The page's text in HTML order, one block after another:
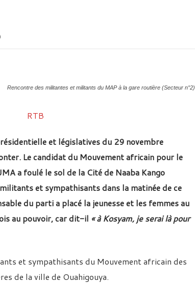
Rencontre des militantes et militants du MAP à la gare routière (Secteur n°2)
et législatives du 29 novembre
Le candidat du Mouvement africain pour le
a foulé le sol de la Cité de Naaba Kango
et sympathisants dans la matinée de ce
du parti a placé la jeunesse et les femmes au
au pouvoir, car dit-il « à Kosyam, je serai là pour
et sympathisants du Mouvement africain des
de la ville de Ouahigouya.